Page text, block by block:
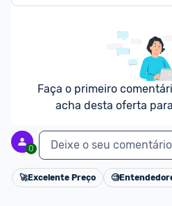
Faça o primeiro
acha desta oferta
0 Deixe o seu comentário
🚀Excelente Preço 🧐